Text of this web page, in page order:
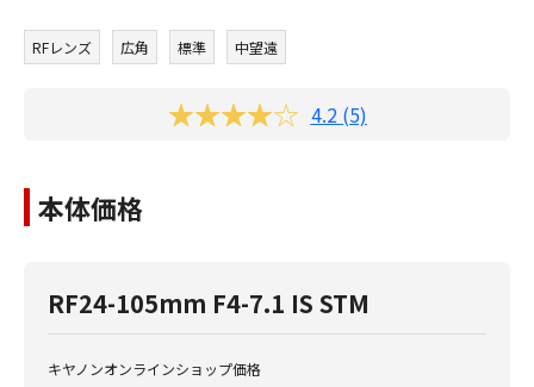
RFレンズ 広角 標準 中望遠
4.2 (5)
本体価格
RF24-105mm F4-7.1 IS STM
キヤノンオンラインショップ価格